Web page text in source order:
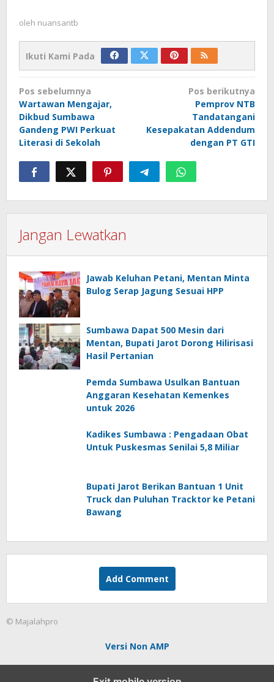
oleh nuansantb
Ikuti Kami Pada
Navigasi
pos
Pos sebelumnya
Wartawan Mengajar,
Dikbud Sumbawa
Gandeng PWI Perkuat
Literasi di Sekolah
Pos berikutnya
Pemprov NTB
Tandatangani
Kesepakatan Addendum
dengan PT GTI
Jangan Lewatkan
Jawab Keluhan Petani, Mentan Minta
Bulog Serap Jagung Sesuai HPP
Sumbawa Dapat 500 Mesin dari
Mentan, Bupati Jarot Dorong Hilirisasi
Hasil Pertanian
Pemda Sumbawa Usulkan Bantuan
Anggaran Kesehatan Kemenkes
untuk 2026
Kadikes Sumbawa : Pengadaan Obat
Untuk Puskesmas Senilai 5,8 Miliar
Bupati Jarot Berikan Bantuan 1 Unit
Truck dan Puluhan Tracktor ke Petani
Bawang
Add Comment
© Majalahpro
Versi Non AMP